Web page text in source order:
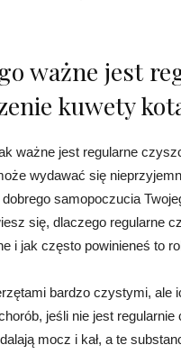
ważne jest
kuwety
ważne jest regularne
wydawać się
samopoczucia
się, dlaczego regularne
i jak często powinieneś to
bardzo czystymi, ale
jeśli nie jest
mocz i kał, a te